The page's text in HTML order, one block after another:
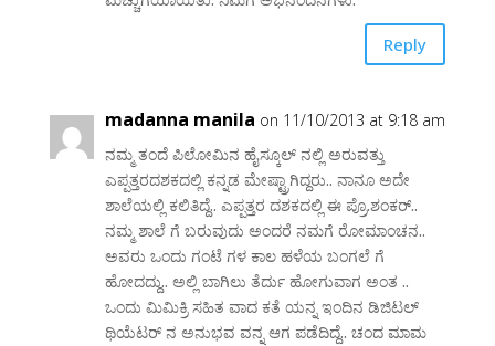
Reply
madanna manila on 11/10/2013 at 9:18 am
ನಮ್ಮ ತಂದೆ ಪಿಲೋಮಿನ ಹೈಸ್ಕೂಲ್ ನಲ್ಲಿ ಅರುವತ್ತು
ಎಪ್ಪತ್ತರದಶಕದಲ್ಲಿ ಕನ್ನಡ ಮೇಷ್ಟ್ರಾಗಿದ್ದರು.. ನಾನೂ ಅದೇ
ಶಾಲೆಯಲ್ಲಿ ಕಲಿತಿದ್ದೆ.. ಎಪ್ಪತ್ತರ ದಶಕದಲ್ಲಿ ಈ ಪ್ರೊ.ಶಂಕರ್..
ನಮ್ಮ ಶಾಲೆ ಗೆ ಬರುವುದು ಅಂದರೆ ನಮಗೆ ರೋಮಾಂಚನ..
ಅವರು ಒಂದು ಗಂಟೆ ಗಳ ಕಾಲ ಹಳೆಯ ಬಂಗಲೆ ಗೆ
ಹೋದದ್ದು.. ಅಲ್ಲಿ ಬಾಗಿಲು ತೆರ್ದು ಹೋಗುವಾಗ ಅಂತ ..
ಒಂದು ಮಿಮಿಕ್ರಿ ಸಹಿತ ವಾದ ಕತೆ ಯನ್ನ ಇಂದಿನ ಡಿಜಿಟಲ್
ಥಿಯೆಟರ್ ನ ಅನುಭವ ವನ್ನ ಆಗ ಪಡೆದಿದ್ದೆ.. ಚಂದ ಮಾಮ